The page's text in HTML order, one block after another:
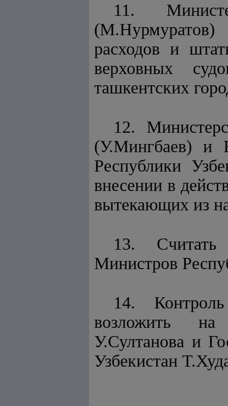
11.
расходов и
верховных
ташкентских
12.
(У.Мингбаев) и
Республики
внесении в
вытекающих из
13.
Министров
14.
возложить на
У.Султанова и
Узбекистан